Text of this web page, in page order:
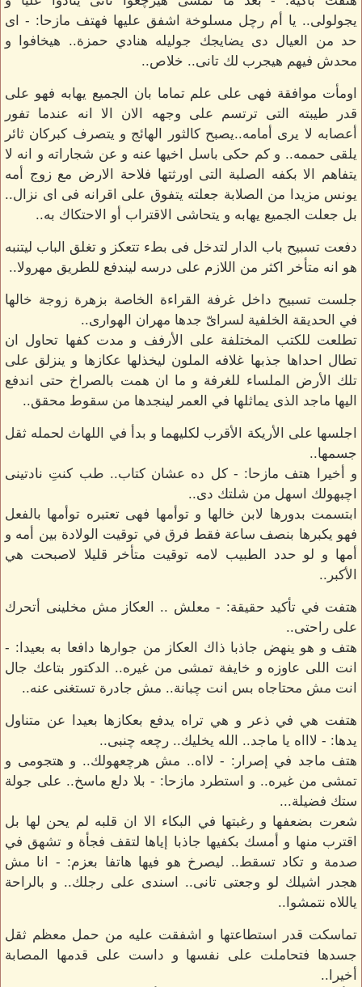
يجولولى.. يا أم رچل مسلوخة اشفق عليها فهتف مازحا: - اى
حد من العيال دى يضايجك جوليله هنادي حمزة.. هيخافوا و
محدش فيهم هيجرب لك تانى.. خلاص..
اومأت موافقة فهى على علم تماما بان الجميع يهابه فهو على
قدر طيبته التى ترتسم على وجهه الان الا انه عندما تفور
أعصابه لا يرى أمامه..يصبح كالثور الهائج و يتصرف كبركان ثائر
يلقى حممه.. و كم حكى باسل اخيها عنه و عن شجاراته و انه لا
يتفاهم الا بكفه الصلبة التى اورثتها فلاحة الارض مع زوج أمه
يونس مزيدا من الصلابة جعلته يتفوق على اقرانه فى اى نزال..
بل جعلت الجميع يهابه و يتحاشى الاقتراب أو الاحتكاك به..
دفعت تسبيح باب الدار لتدخل فى بطء تتعكز و تغلق الباب ليتنبه
هو انه متأخر اكثر من اللازم على درسه ليندفع للطريق مهرولا..
جلست تسبيح داخل غرفة القراءة الخاصة بزهرة زوجة خالها
في الحديقة الخلفية لسراىّ جدها مهران الهوارى..
تطلعت للكتب المختلفة على الأرفف و مدت كفها تحاول ان
تطال احداها جذبها غلافه الملون ليخذلها عكازها و ينزلق على
تلك الأرض الملساء للغرفة و ما ان همت بالصراخ حتى اندفع
اليها ماجد الذى يماثلها في العمر لينجدها من سقوط محقق..
اجلسها على الأريكة الأقرب لكليهما و بدأ في اللهاث لحمله ثقل
جسمها..
و أخيرا هتف مازحا: - كل ده عشان كتاب.. طب كنتِ نادتينى
اچبهولك اسهل من شلتك دى..
ابتسمت بدورها لابن خالها و توأمها فهى تعتبره توأمها بالفعل
فهو يكبرها بنصف ساعة فقط فرق في توقيت الولادة بين أمه و
أمها و لو حدد الطبيب لامه توقيت متأخر قليلا لاصبحت هي
الأكبر..
هتفت في تأكيد حقيقة: - معلش .. العكاز مش مخلينى أتحرك
على راحتى..
هتف و هو ينهض جاذبا ذاك العكاز من جوارها دافعا به بعيدا: -
انت اللى عاوزه و خايفة تمشى من غيره.. الدكتور بتاعك جال
انت مش محتاجاه بس انت چبانة.. مش جادرة تستغنى عنه..
هتفت هي في ذعر و هي تراه يدفع بعكازها بعيدا عن متناول
يدها: - لاااه يا ماجد.. الله يخليك.. رچعه چنبى..
هتف ماجد في إصرار: - لااه.. مش هرچعهولك.. و هتجومى و
تمشى من غيره.. و استطرد مازحا: - بلا دلع ماسخ.. على جولة
ستك فضيلة...
شعرت بضعفها و رغبتها في البكاء الا ان قلبه لم يحن لها بل
اقترب منها و أمسك بكفيها جاذبا إياها لتقف فجأة و تشهق في
صدمة و تكاد تسقط.. ليصرخ هو فيها هاتفا بعزم: - انا مش
هجدر اشيلك لو وجعتى تانى.. اسندى على رجلك.. و بالراحة
ياللاه نتمشوا..
تماسكت قدر استطاعتها و اشفقت عليه من حمل معظم ثقل
جسدها فتحاملت على نفسها و داست على قدمها المصابة
أخيرا..